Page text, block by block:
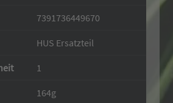
7391736449670
HUS Ersatzteil
1
164g